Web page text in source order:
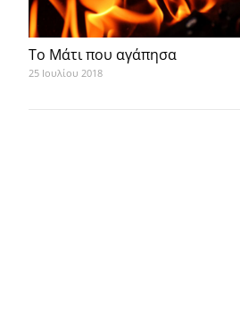
Το Μάτι που αγάπησα
25 Ιουλίου 2018